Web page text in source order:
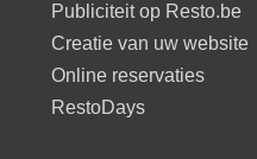
Publiciteit op Resto.be
Creatie van uw website
Online reservaties
RestoDays